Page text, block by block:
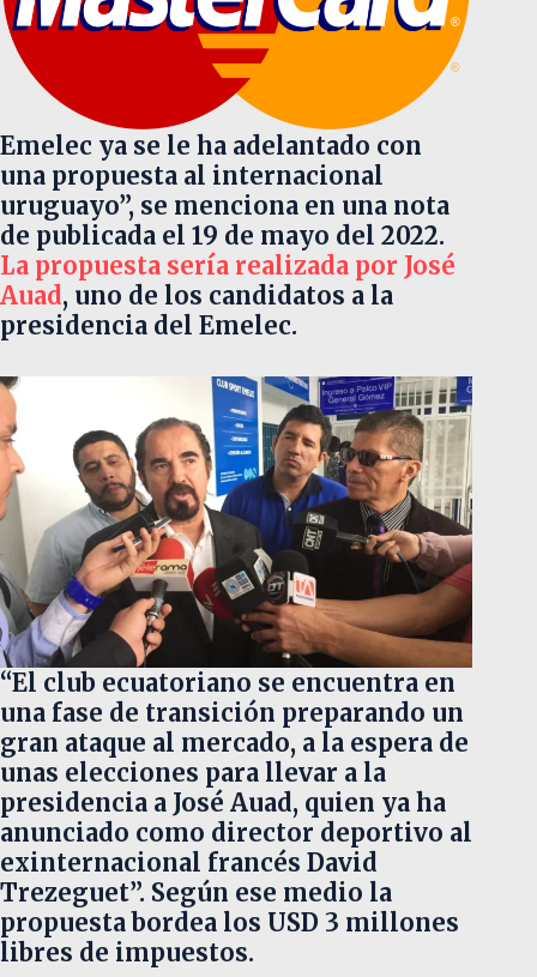
Emelec ya se le ha adelantado con
una propuesta al internacional
uruguayo”, se menciona en una nota
de publicada el 19 de mayo del 2022.
La propuesta sería realizada por José
Auad, uno de los candidatos a la
presidencia del Emelec.
“El club ecuatoriano se encuentra en
una fase de transición preparando un
gran ataque al mercado, a la espera de
unas elecciones para llevar a la
presidencia a José Auad, quien ya ha
anunciado como director deportivo al
exinternacional francés David
Trezeguet”. Según ese medio la
propuesta bordea los USD 3 millones
libres de impuestos.